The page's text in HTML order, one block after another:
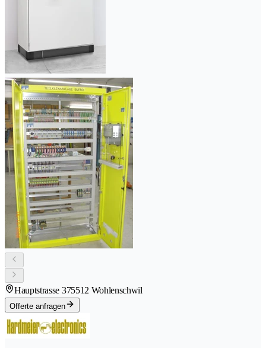
Hauptstrasse 375512 Wohlenschwil
Offerte anfragen